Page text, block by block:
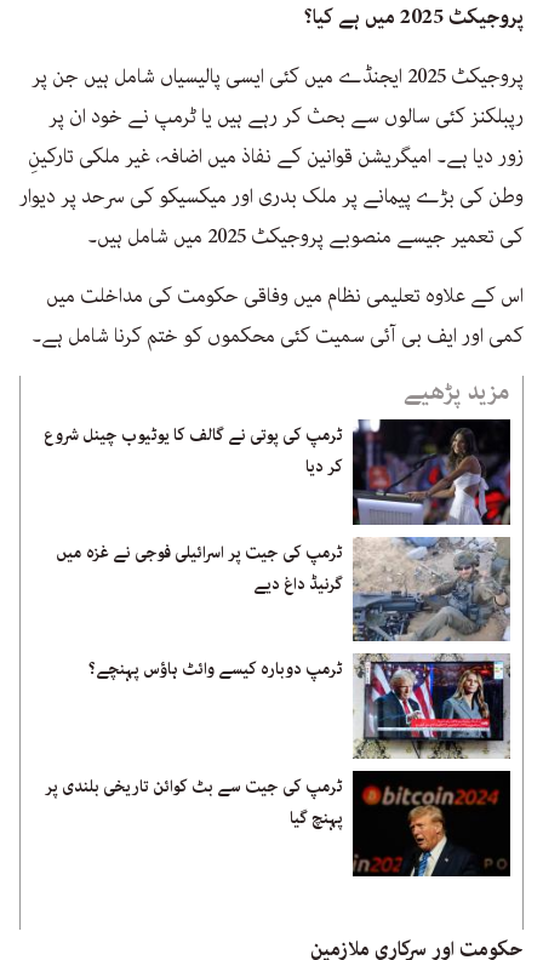
پروجیکٹ 2025 میں ہے کیا؟
پروجیکٹ 2025 ایجنڈے میں کئی ایسی پالیسیاں شامل ہیں جن پر
رپبلکنز کئی سالوں سے بحث کر رہے ہیں یا ٹرمپ نے خود ان پر
زور دیا ہے۔ امیگریشن قوانین کے نفاذ میں اضافہ، غیر ملکی تارکینِ
وطن کی بڑے پیمانے پر ملک بدری اور میکسیکو کی سرحد پر دیوار
کی تعمیر جیسے منصوبے پروجیکٹ 2025 میں شامل ہیں۔
اس کے علاوہ تعلیمی نظام میں وفاقی حکومت کی مداخلت میں
کمی اور ایف بی آئی سمیت کئی محکموں کو ختم کرنا شامل ہے۔
مزید پڑھیے
ٹرمپ کی پوتی نے گالف کا یوٹیوب چینل شروع
کر دیا
ٹرمپ کی جیت پر اسرائیلی فوجی نے غزہ میں
گرنیڈ داغ دیے
ٹرمپ دوبارہ کیسے وائٹ ہاؤس پہنچے؟
ٹرمپ کی جیت سے بٹ کوائن تاریخی بلندی پر
پہنچ گیا
حکومت اور سرکاری ملازمین